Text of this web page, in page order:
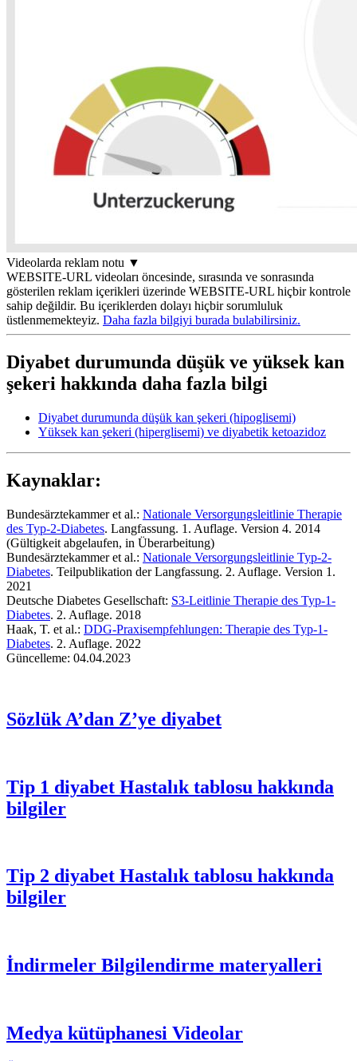
Videolarda reklam notu ▼
WEBSITE-URL videoları öncesinde, sırasında ve sonrasında
gösterilen reklam içerikleri üzerinde WEBSITE-URL hiçbir kontrole
sahip değildir. Bu içeriklerden dolayı hiçbir sorumluluk
üstlenmemekteyiz. Daha fazla bilgiyi burada bulabilirsiniz.
Diyabet durumunda düşük ve yüksek kan
şekeri hakkında daha fazla bilgi
Diyabet durumunda düşük kan şekeri (hipoglisemi)
Yüksek kan şekeri (hiperglisemi) ve diyabetik ketoazidoz
Kaynaklar:
Bundesärztekammer et al.: Nationale Versorgungsleitlinie Therapie
des Typ-2-Diabetes. Langfassung. 1. Auflage. Version 4. 2014
(Gültigkeit abgelaufen, in Überarbeitung)
Bundesärztekammer et al.: Nationale Versorgungsleitlinie Typ-2-
Diabetes. Teilpublikation der Langfassung. 2. Auflage. Version 1.
2021
Deutsche Diabetes Gesellschaft: S3-Leitlinie Therapie des Typ-1-
Diabetes. 2. Auflage. 2018
Haak, T. et al.: DDG-Praxisempfehlungen: Therapie des Typ-1-
Diabetes. 2. Auflage. 2022
Güncelleme: 04.04.2023
Sözlük A’dan Z’ye diyabet
Tip 1 diyabet Hastalık tablosu hakkında
bilgiler
Tip 2 diyabet Hastalık tablosu hakkında
bilgiler
İndirmeler Bilgilendirme materyalleri
Medya kütüphanesi Videolar